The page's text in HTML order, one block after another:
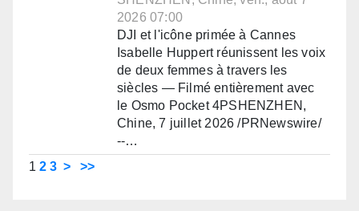
2026 07:00
DJI et l'icône primée à Cannes
Isabelle Huppert réunissent les voix
de deux femmes à travers les
siècles — Filmé entièrement avec
le Osmo Pocket 4PSHENZHEN,
Chine, 7 juillet 2026 /PRNewswire/
--…
1 2 3 > >>